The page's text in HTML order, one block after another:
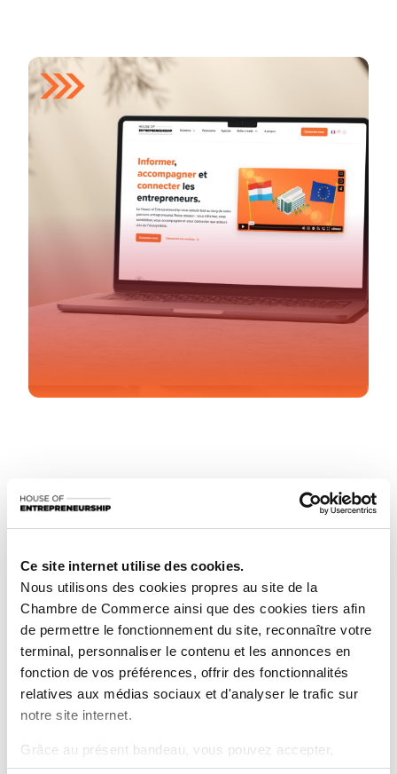
Ce site internet utilise des cookies.
Nous utilisons des cookies propres au site de la
Chambre de Commerce ainsi que des cookies tiers afin
de permettre le fonctionnement du site, reconnaître votre
terminal, personnaliser le contenu et les annonces en
fonction de vos préférences, offrir des fonctionnalités
relatives aux médias sociaux et d'analyser le trafic sur
notre site internet.
Grâce au présent bandeau, vous pouvez accepter,
refuser ou configurer les cookies selon vos préférences,
Partagez cet article
Restez informé(e) sur vos sujets
S'inscrire à la newsletter
La House of Entrepreneurship est fière d’annoncer le
lancement de son tout nouveau site internet :
www.houseofentrepreneurship.lu
Cette refonte marque une étape importante dans notre
volonté d’offrir aux entrepreneurs une plateforme plus